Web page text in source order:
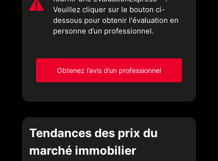
Veuillez cliquer sur le bouton ci-
dessous pour obtenir l'évaluation en
personne d’un professionnel.
Obtenez l’avis d’un professionnel
Tendances des prix du
marché immobilier